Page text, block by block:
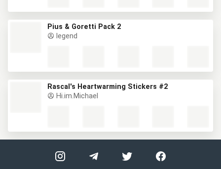
Pius & Goretti Pack 2
legend
Rascal's Heartwarming Stickers #2
Hi.im.Michael